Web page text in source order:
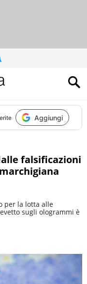
Aggiungi
falsificazioni
per la lotta alle
sugli ologrammi è